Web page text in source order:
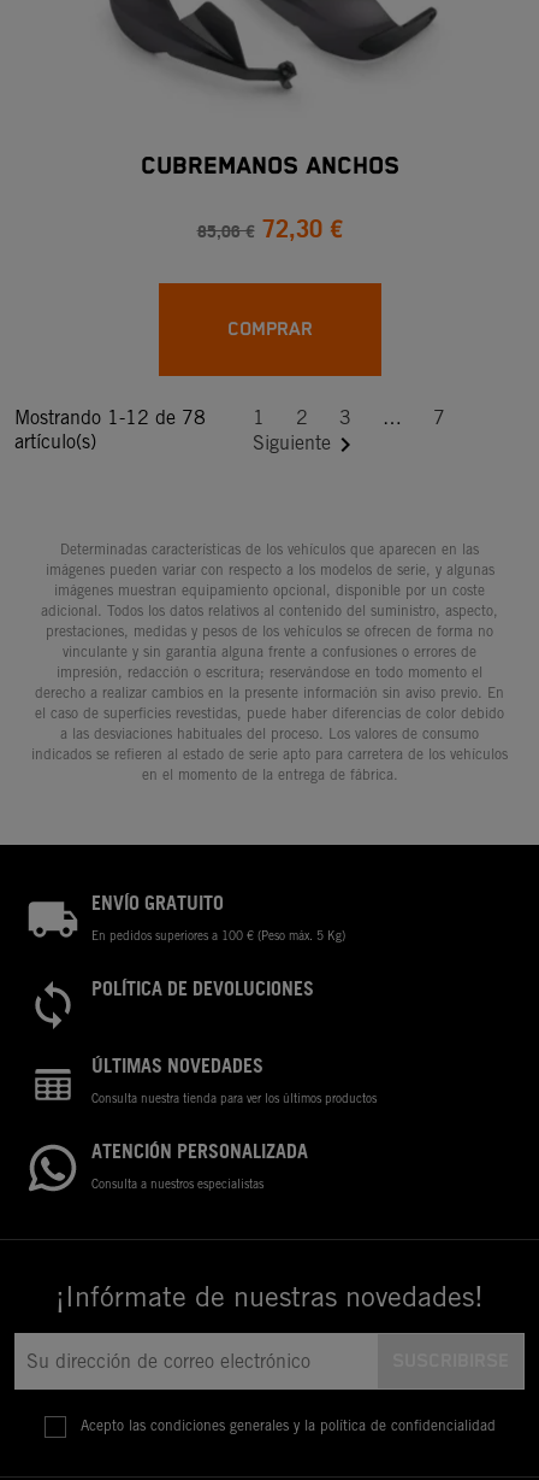
CUBREMANOS ANCHOS
85,06 € 72,30 €
COMPRAR
Mostrando 1-12 de 78
artículo(s)
1 2 3 …
7
Siguiente 
Determinadas características de los vehículos que aparecen en las
imágenes pueden variar con respecto a los modelos de serie, y algunas
imágenes muestran equipamiento opcional, disponible por un coste
adicional. Todos los datos relativos al contenido del suministro, aspecto,
prestaciones, medidas y pesos de los vehículos se ofrecen de forma no
vinculante y sin garantía alguna frente a confusiones o errores de
impresión, redacción o escritura; reservándose en todo momento el
derecho a realizar cambios en la presente información sin aviso previo. En
el caso de superficies revestidas, puede haber diferencias de color debido
a las desviaciones habituales del proceso. Los valores de consumo
indicados se refieren al estado de serie apto para carretera de los vehículos
en el momento de la entrega de fábrica.
ENVÍO GRATUITO
En pedidos superiores a 100 € (Peso máx. 5 Kg)
POLÍTICA DE DEVOLUCIONES
ÚLTIMAS NOVEDADES
Consulta nuestra tienda para ver los últimos productos
ATENCIÓN PERSONALIZADA
Consulta a nuestros especialistas
¡Infórmate de nuestras novedades!
Acepto las condiciones generales y la política de confidencialidad